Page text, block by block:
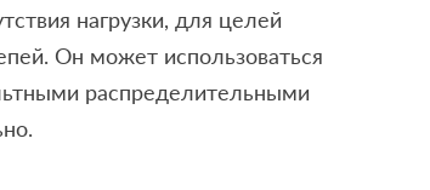
нагрузки, для целей
Он может использоваться
распределительными